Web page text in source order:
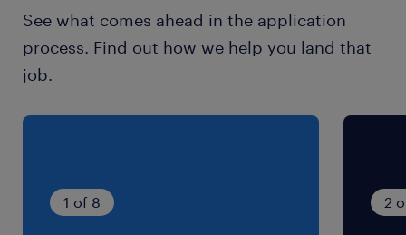
※15分間の午前と午後に休出の休憩有り。時間帯
は作業次第で変わります。
残業
交通費
See what comes ahead in the application
process. Find out how we help you land that
job.
1 of 8 2